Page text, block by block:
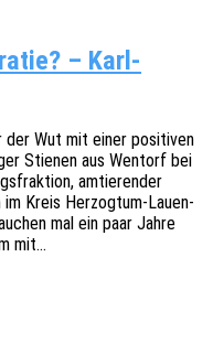
– Karl-
der Wut mit einer posi­ti­ven
Stie­nen aus Wentorf bei
amtie­ren­der
Kreis Herzo­g­­tum-Lauen­­
mal ein paar Jahre
mit…